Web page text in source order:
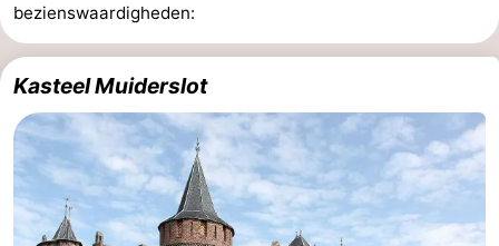
bezienswaardigheden:
Kasteel Muiderslot